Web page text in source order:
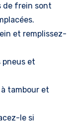
de frein sont
et remplissez-
pneus et
tambour et
le si